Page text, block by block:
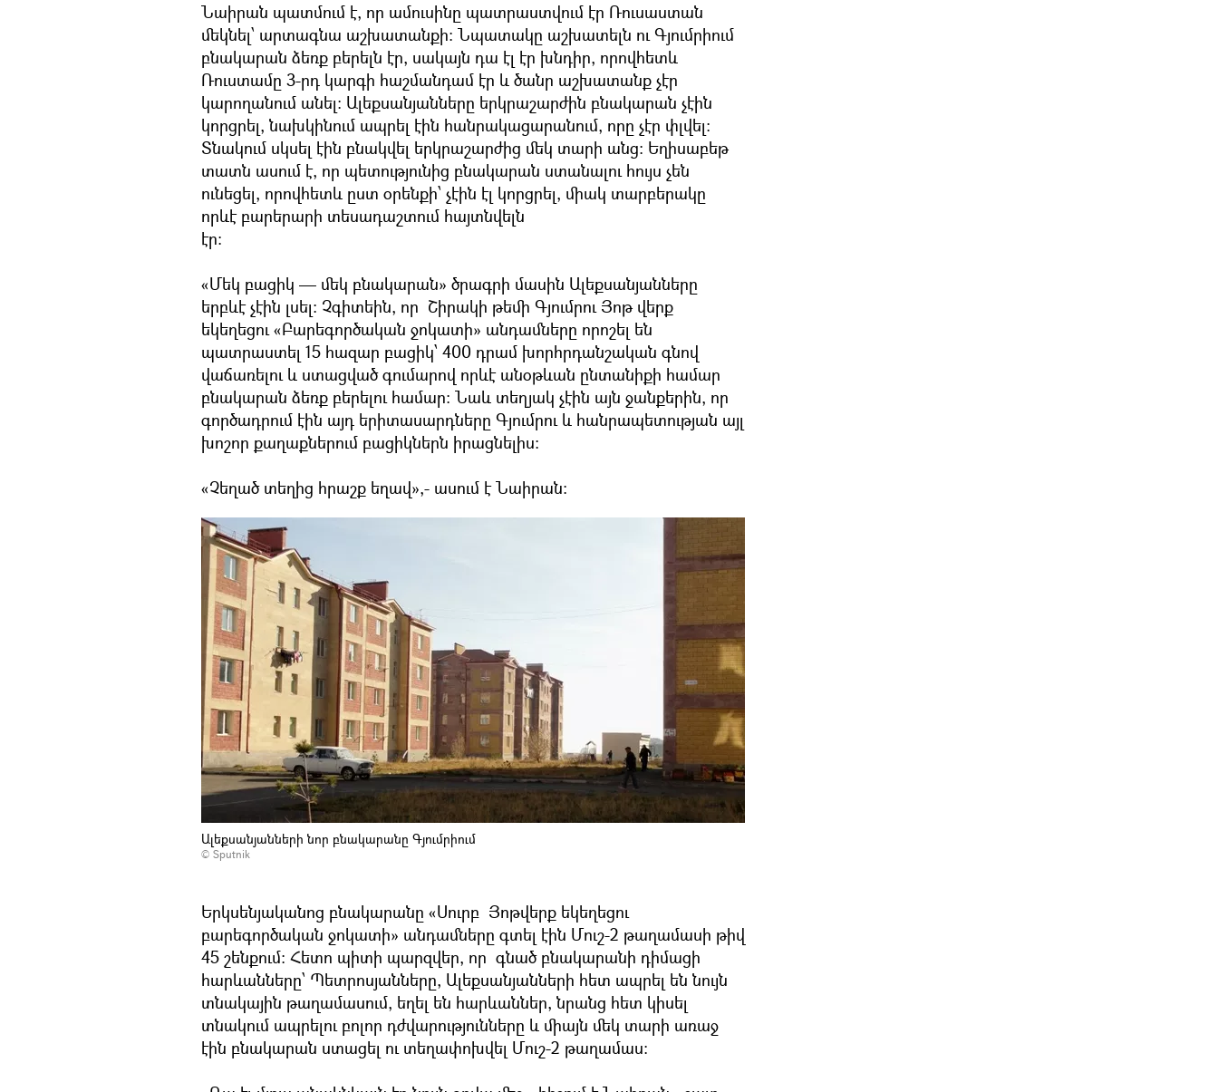
Նաիրան պատմում է, որ ամուսինը պատրաստվում էր Ռուսաստան
մեկնել՝ արտագնա աշխատանքի: Նպատակը աշխատելն ու Գյումրիում
բնակարան ձեռք բերելն էր, սակայն դա էլ էր խնդիր, որովհետև
Ռուստամը 3-րդ կարգի հաշմանդամ էր և ծանր աշխատանք չէր
կարողանում անել: Ալեքսանյանները երկրաշարժին բնակարան չէին
կորցրել, նախկինում ապրել էին հանրակացարանում, որը չէր փլվել:
Տնակում սկսել էին բնակվել երկրաշարժից մեկ տարի անց: Եղիսաբեթ
տատն ասում է, որ պետությունից բնակարան ստանալու հույս չեն
ունեցել, որովհետև ըստ օրենքի՝ չէին էլ կորցրել, միակ տարբերակը
որևէ բարերարի տեսադաշտում հայտնվելն
էր:
«Մեկ բացիկ — մեկ բնակարան» ծրագրի մասին Ալեքսանյանները
երբևէ չէին լսել: Չգիտեին, որ Շիրակի թեմի Գյումրու Յոթ վերք
եկեղեցու «Բարեգործական ջոկատի» անդամները որոշել են
պատրաստել 15 հազար բացիկ՝ 400 դրամ խորհրդանշական գնով
վաճառելու և ստացված գումարով որևէ անօթևան ընտանիքի համար
բնակարան ձեռք բերելու համար: Նաև տեղյակ չէին այն ջանքերին, որ
գործադրում էին այդ երիտասարդները Գյումրու և հանրապետության այլ
խոշոր քաղաքներում բացիկներն իրացնելիս:
«Չեղած տեղից հրաշք եղավ»,- ասում է Նաիրան:
Ալեքսանյանների նոր բնակարանը Գյումրիում
© Sputnik
Երկսենյականոց բնակարանը «Սուրբ Յոթվերք եկեղեցու
բարեգործական ջոկատի» անդամները գտել էին Մուշ-2 թաղամասի թիվ
45 շենքում: Հետո պիտի պարզվեր, որ գնած բնակարանի դիմացի
հարևանները՝ Պետրոսյանները, Ալեքսանյանների հետ ապրել են նույն
տնակային թաղամասում, եղել են հարևաններ, նրանց հետ կիսել
տնակում ապրելու բոլոր դժվարությունները և միայն մեկ տարի առաջ
էին բնակարան ստացել ու տեղափոխվել Մուշ-2 թաղամաս: